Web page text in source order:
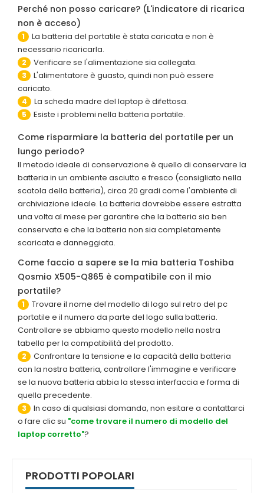
Perché non posso caricare? (L'indicatore di ricarica
non è acceso)
1
La batteria del portatile è stata caricata e non è
necessario ricaricarla.
2 Verificare se l'alimentazione sia collegata.
3
L'alimentatore è guasto, quindi non può essere
caricato.
4 La scheda madre del laptop è difettosa.
5 Esiste i problemi nella batteria portatile.
Come risparmiare la batteria del portatile per un
lungo periodo?
Il metodo ideale di conservazione è quello di conservare la
batteria in un ambiente asciutto e fresco (consigliato nella
scatola della batteria), circa 20 gradi come l'ambiente di
archiviazione ideale. La batteria dovrebbe essere estratta
una volta al mese per garantire che la batteria sia ben
conservata e che la batteria non sia completamente
scaricata e danneggiata.
Come faccio a sapere se la mia batteria Toshiba
Qosmio X505-Q865 è compatibile con il mio
portatile?
1
Trovare il nome del modello di logo sul retro del pc
portatile e il numero da parte del logo sulla batteria.
Controllare se abbiamo questo modello nella nostra
tabella per la compatibilità del prodotto.
2
Confrontare la tensione e la capacità della batteria
con la nostra batteria, controllare l'immagine e verificare
se la nuova batteria abbia la stessa interfaccia e forma di
quella precedente.
3
In caso di qualsiasi domanda, non esitare a contattarci
o fare clic su "come trovare il numero di modello del
laptop corretto"?
PRODOTTI POPOLARI